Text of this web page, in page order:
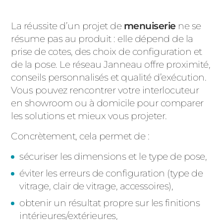
La réussite d’un projet de menuiserie ne se
résume pas au produit : elle dépend de la
prise de cotes, des choix de configuration et
de la pose. Le réseau Janneau offre proximité,
conseils personnalisés et qualité d’exécution.
Vous pouvez rencontrer votre interlocuteur
en showroom ou à domicile pour comparer
les solutions et mieux vous projeter.
Concrètement, cela permet de :
sécuriser les dimensions et le type de pose,
éviter les erreurs de configuration (type de
vitrage, clair de vitrage, accessoires),
obtenir un résultat propre sur les finitions
intérieures/extérieures,